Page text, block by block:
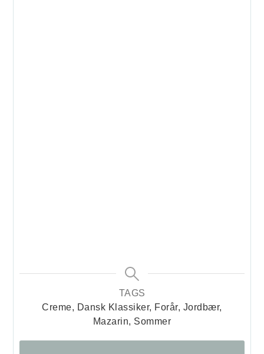
TAGS
Creme, Dansk Klassiker, Forår, Jordbær,
Mazarin, Sommer